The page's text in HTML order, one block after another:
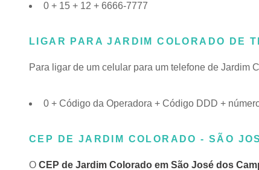
0 + 15 + 12 + 6666-7777
LIGAR PARA JARDIM COLORADO DE
Para ligar de um celular para um telefone de Jardim
0 + Código da Operadora + Código DDD +
CEP DE JARDIM COLORADO - SÃO
O CEP de Jardim Colorado em São José dos